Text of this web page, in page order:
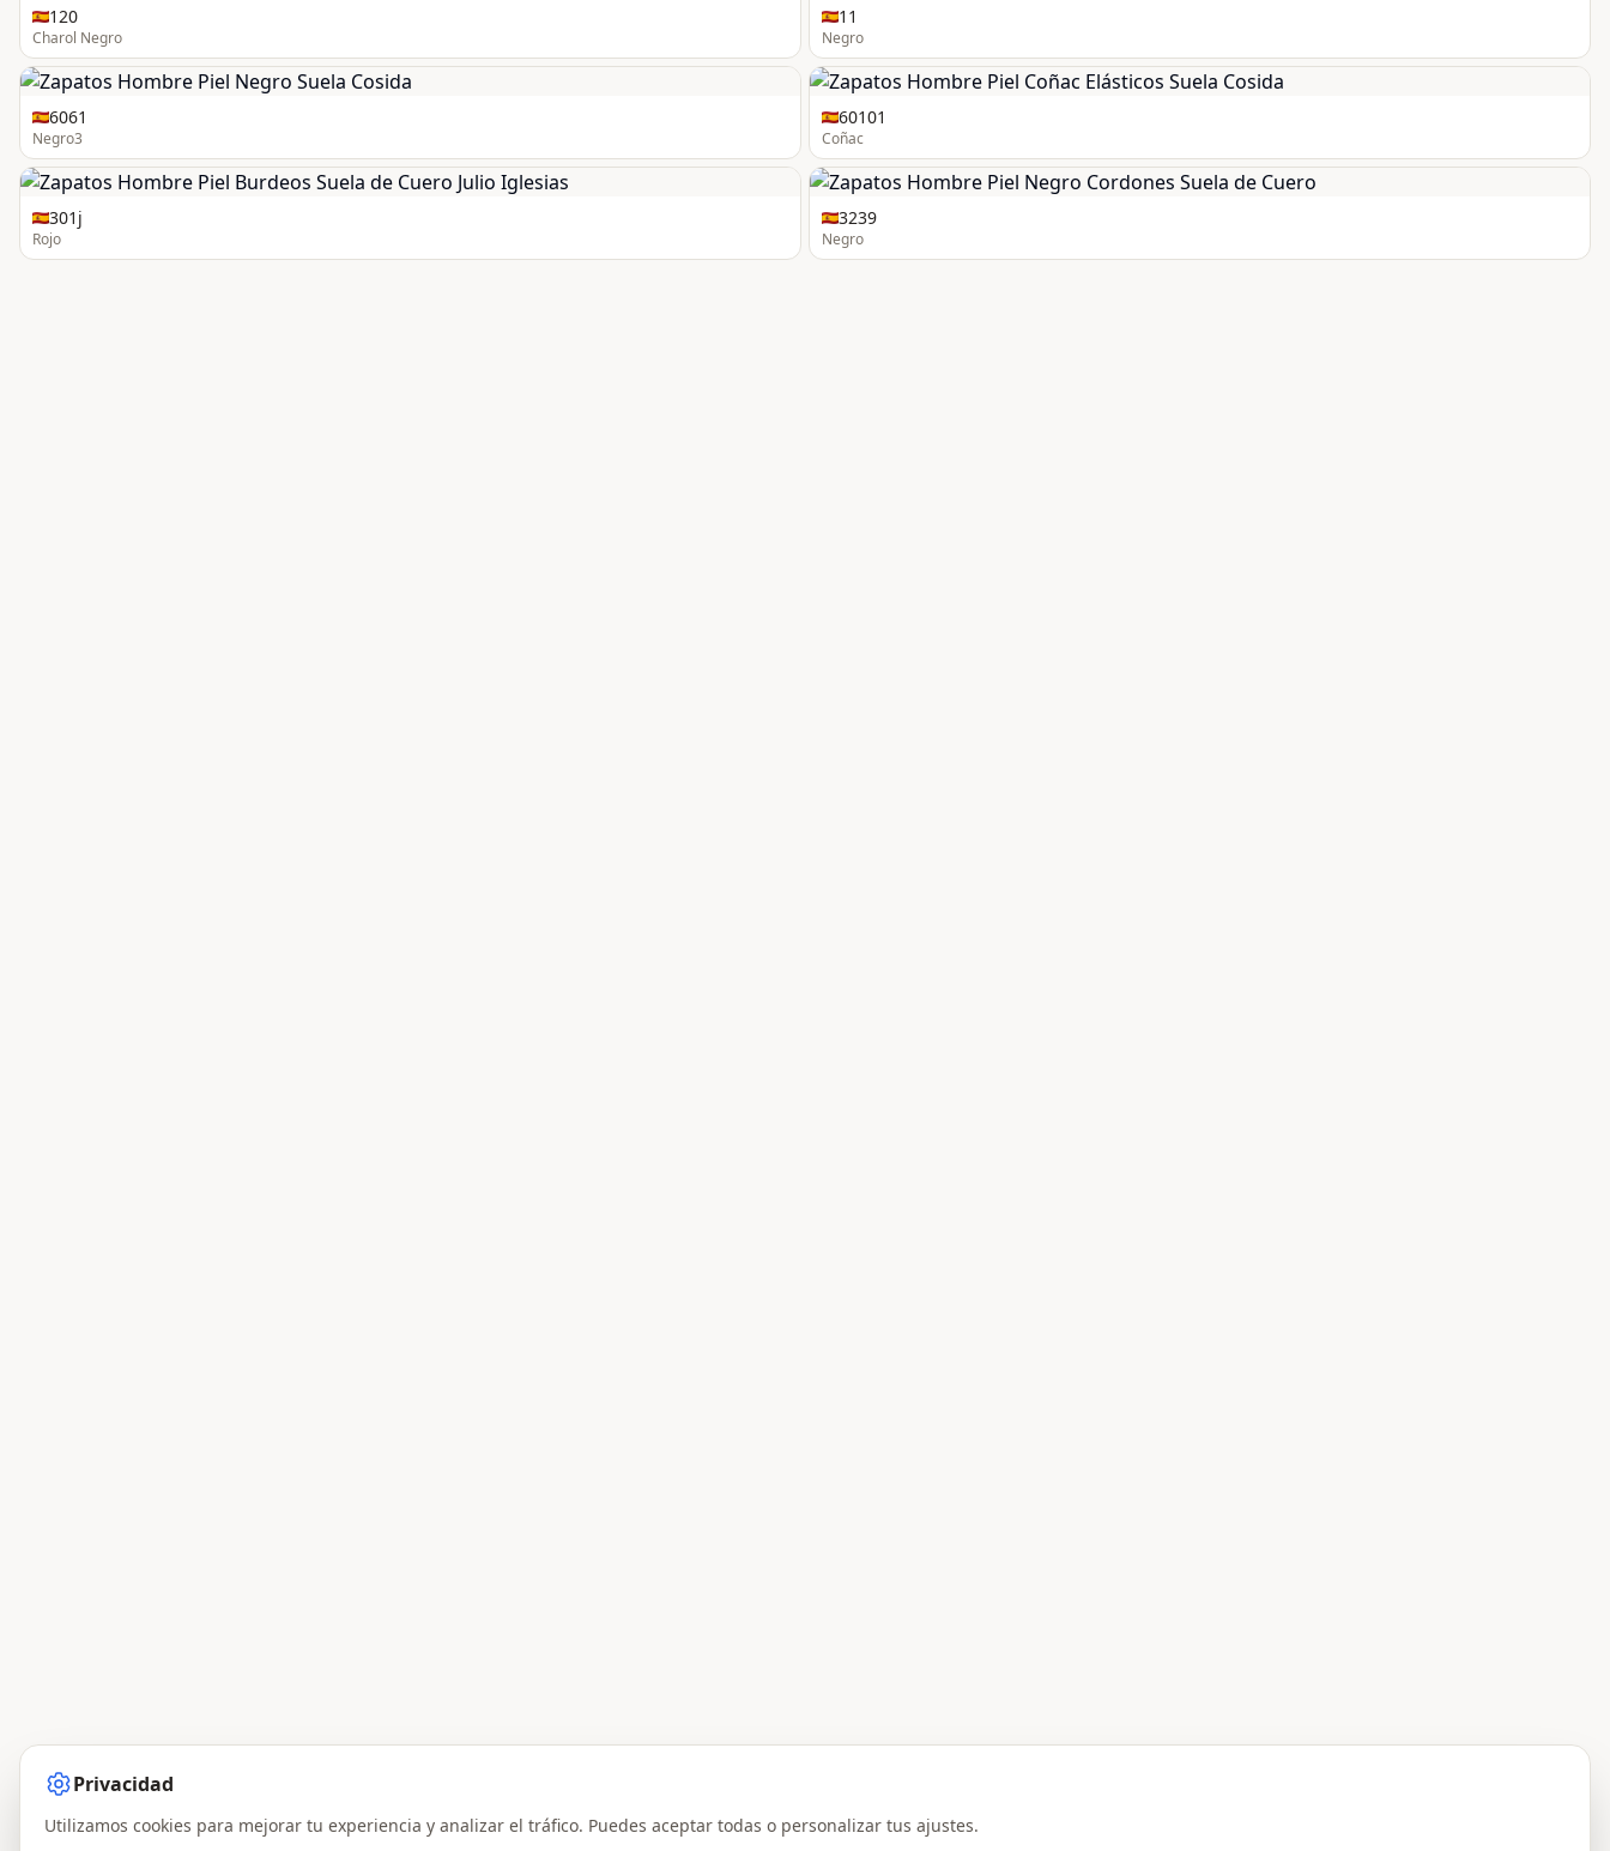
120
Charol Negro
11
Negro
6061
Negro3
60101
Coñac
301j
Rojo
3239
Negro
Privacidad
Utilizamos cookies para mejorar tu experiencia y analizar el tráfico. Puedes aceptar todas o personalizar tus ajustes.